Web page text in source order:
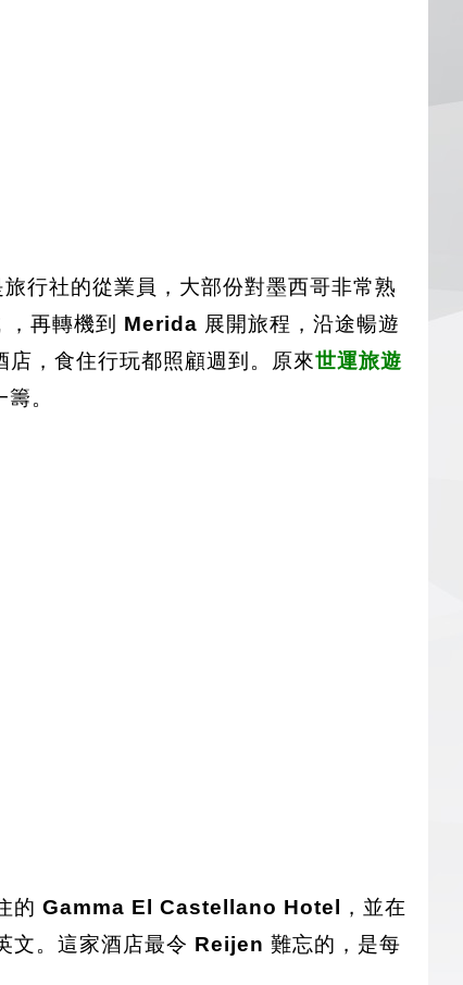
行社的從業員，大部份對墨西哥非常熟
再轉機到 Merida 展開旅程，沿途暢遊
店，食住行玩都照顧週到。原來世運旅遊
。
的 Gamma El Castellano Hotel
，並在
文。這家酒店最令 Reijen 難忘的，是每